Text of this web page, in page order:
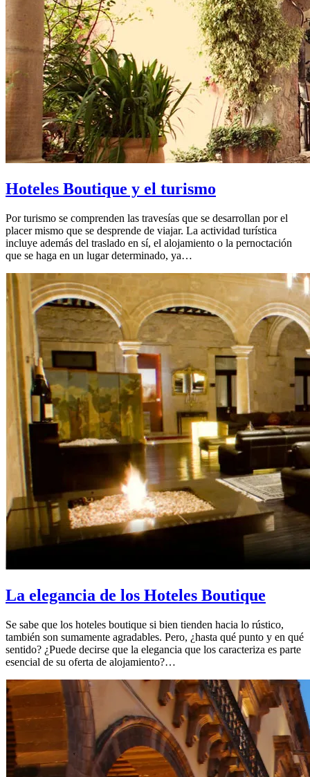
Hoteles Boutique y el turismo
Por turismo se comprenden las travesías que se desarrollan por el
placer mismo que se desprende de viajar. La actividad turística
incluye además del traslado en sí, el alojamiento o la pernoctación
que se haga en un lugar determinado, ya…
La elegancia de los Hoteles Boutique
Se sabe que los hoteles boutique si bien tienden hacia lo rústico,
también son sumamente agradables. Pero, ¿hasta qué punto y en qué
sentido? ¿Puede decirse que la elegancia que los caracteriza es parte
esencial de su oferta de alojamiento?…